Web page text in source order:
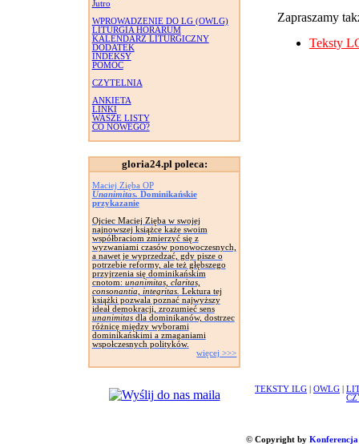
Jutro
WPROWADZENIE DO LG (OWLG)
LITURGIA HORARUM
KALENDARZ LITURGICZNY
DODATEK
INDEKSY
POMOC
CZYTELNIA
ANKIETA
LINKI
WASZE LISTY
CO NOWEGO?
gloria24.pl poleca:
Maciej Zięba OP
Unanimitas. Dominikańskie
przykazanie
Ojciec Maciej Zięba w swojej
najnowszej książce każe swoim
współbraciom zmierzyć się z
wyzwaniami czasów ponowoczesnych,
a nawet je wyprzedzać, gdy pisze o
potrzebie reformy, ale też głębszego
przyjrzenia się dominikańskim
cnotom: unanimitas, claritas,
consonantia, integritas. Lektura tej
książki pozwala poznać najwyższy
ideał demokracji, zrozumieć sens
unanimitasdla dominikanów, dostrzec
różnicę między wyborami
dominikańskimi a zmaganiami
wspołczesnych polityków.
więcej >>>
Zapraszamy
Teksty
TEKSTY ILG OWLG
© Copyright by Konferencja